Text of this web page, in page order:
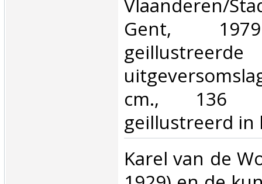
Vlaanderen/
Gent,
geillustreerde
cm., 136
geillustreerd in
‎Karel van de